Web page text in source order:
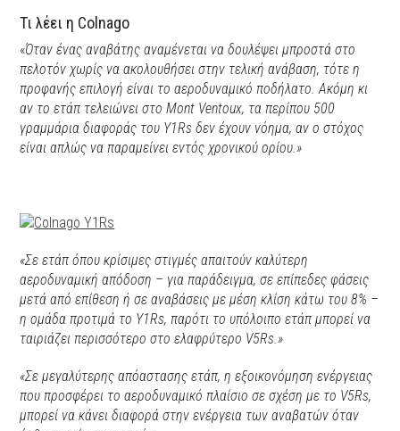
Τι λέει η Colnago
«Όταν ένας αναβάτης αναμένεται να δουλέψει μπροστά στο
πελοτόν χωρίς να ακολουθήσει στην τελική ανάβαση, τότε η
προφανής επιλογή είναι το αεροδυναμικό ποδήλατο. Ακόμη κι
αν το ετάπ τελειώνει στο Mont Ventoux, τα περίπου 500
γραμμάρια διαφοράς του Y1Rs δεν έχουν νόημα, αν ο στόχος
είναι απλώς να παραμείνει εντός χρονικού ορίου.»
«Σε ετάπ όπου κρίσιμες στιγμές απαιτούν καλύτερη
αεροδυναμική απόδοση – για παράδειγμα, σε επίπεδες φάσεις
μετά από επίθεση ή σε αναβάσεις με μέση κλίση κάτω του 8% –
η ομάδα προτιμά το Y1Rs, παρότι το υπόλοιπο ετάπ μπορεί να
ταιριάζει περισσότερο στο ελαφρύτερο V5Rs.»
«Σε μεγαλύτερης απόαστασης ετάπ, η εξοικονόμηση ενέργειας
που προσφέρει το αεροδυναμικό πλαίσιο σε σχέση με το V5Rs,
μπορεί να κάνει διαφορά στην ενέργεια των αναβατών όταν